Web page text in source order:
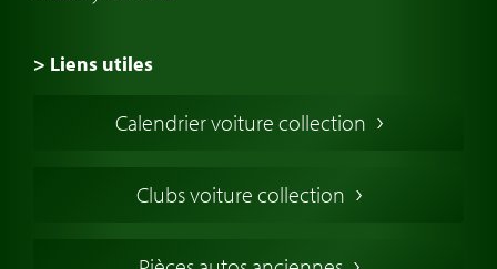
> Liens utiles
Voiture Collection Europe
Voitures Anglaises
Calendrier voiture collection
Clubs voiture collection